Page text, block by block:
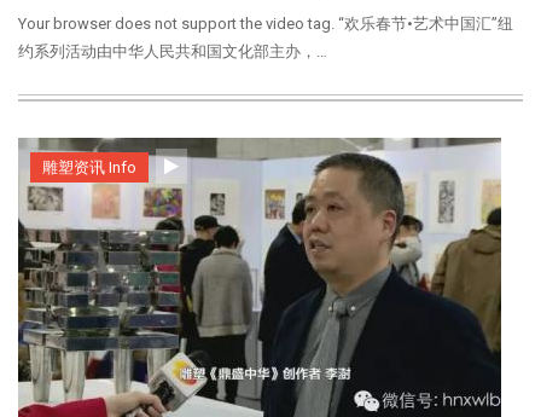
Your browser does not support the video tag. “欢乐春节•艺术中国汇”纽
约系列活动由中华人民共和国文化部主办，…
雕塑资讯 Info